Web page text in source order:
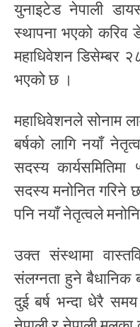
युनाइटेड नेपाली
स्थापना भएको करिव
महाधिवेशन डिसेम्बर
भएको छ ।
महाधिवेशनले सोनाम
बर्षको लागि नयाँ
सदस्य
सदस्य मनोनित गरिने
पनि नयाँ नेतृत्वले
उक्त संस्थामा
संलग्नता हुने बैधानिक
दुई बर्ष भन्दा धेरै